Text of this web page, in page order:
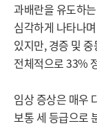
과배란을 유도하
심각하게 나타나
있지만, 경증 및
전체적으로 33%
임상 증상은 매우
보통 세 등급으로